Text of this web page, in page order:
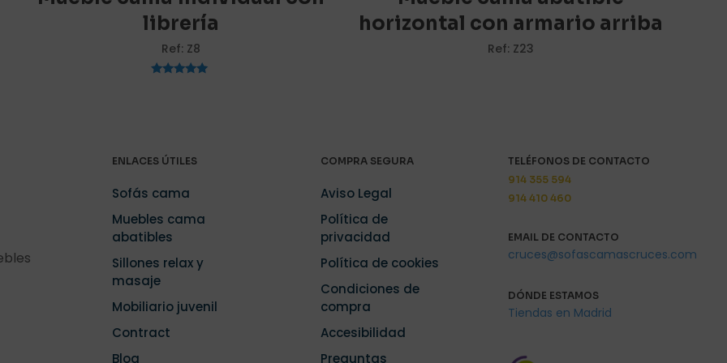
librería
Ref: Z8
horizontal con armario arriba
Ref: Z23
ENLACES ÚTILES
Sofás cama
Muebles cama
abatibles
Sillones relax y
masaje
Mobiliario juvenil
Contract
Blog
COMPRA SEGURA
Aviso Legal
Política de
privacidad
Política de cookies
Condiciones de
compra
Accesibilidad
Preguntas
TELÉFONOS DE CONTACTO
914 355 594
914 410 460
EMAIL DE CONTACTO
cruces@sofascamascruces.com
DÓNDE ESTAMOS
Tiendas en Madrid